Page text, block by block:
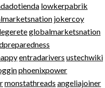
lowkerpabrik
jokercoy
globalmarketsnation
entradarivers ustechwiki
phoenixpower
monstathreads angeliajoiner